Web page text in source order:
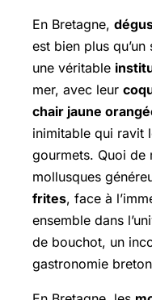
En Bretagne,
est bien plus
une véritable
mer, avec leur
chair jaune
inimitable qui ravit
gourmets. Quoi de
mollusques
frites, face à
ensemble dans
de bouchot, un
gastronomie